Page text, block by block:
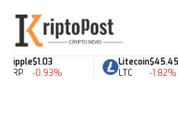
Ripple
XRP
$1.03
-0.93%
Litecoin
LTC
$45.45
-1.82%